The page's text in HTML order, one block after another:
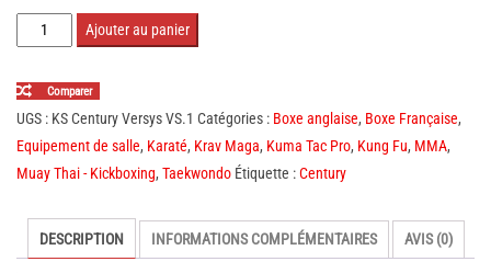
quantité
de
Century
Ajouter au panier
Comparer
UGS : KS Century Versys VS.1 Catégories : Boxe anglaise, Boxe Française,
Equipement de salle, Karaté, Krav Maga, Kuma Tac Pro, Kung Fu, MMA,
Muay Thai - Kickboxing, Taekwondo Étiquette :Century
DESCRIPTION INFORMATIONS COMPLÉMENTAIRES AVIS (0)